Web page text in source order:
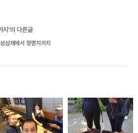
지'의 다른글
삼재에서 정령치까지